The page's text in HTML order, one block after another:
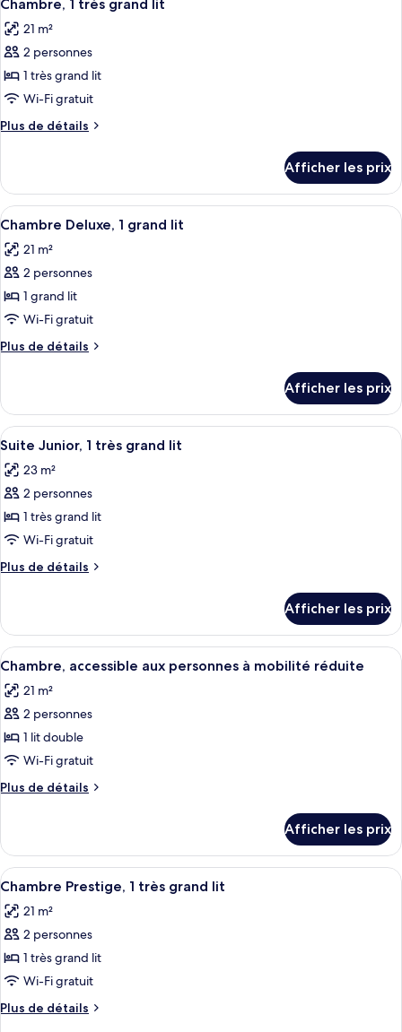
doubles
toutes
les
photos
pour
ce
type
de
Chambre,
très
grand
lit
Chambre, 1 très grand lit
21 m²
2 personnes
1 très grand lit
Wi-Fi gratuit
Plus de détails
Plus
Chambre,
très
lit
Afficher les prix
Afficher
toutes
les
photos
pour
ce
type
de
Chambre
Deluxe,
1
grand
lit
Une chambre d’hôtel avec un
7
Chambre Deluxe, 1 grand lit
21 m²
2 personnes
1 grand lit
Wi-Fi gratuit
Plus de détails
Plus
Chambre
Deluxe,
1
lit
Afficher les prix
Afficher
toutes
les
photos
pour
ce
type
de
Suite
Junior,
1
très
grand
lit
Une chambre d’hôtel moderne
9
Suite Junior, 1 très grand lit
23 m²
2 personnes
1 très grand lit
Wi-Fi gratuit
Plus de détails
Plus
Suite
Junior,
1
grand
lit
Afficher les prix
Afficher
toutes
les
photos
pour
ce
type
de
Chambre,
accessible
aux
personnes
à
mobilité
réduite
Une chambre d’hôtel avec un
9
Chambre, accessible aux personnes à mobilité réduite
21 m²
2 personnes
1 lit double
Wi-Fi gratuit
Plus de détails
Plus
Chambre,
accessible
aux
à
mobilité
Afficher les prix
Afficher
toutes
les
photos
pour
ce
type
de
Une chambre d’hôtel avec un
8
Chambre Prestige, 1 très grand lit
21 m²
2 personnes
1 très grand lit
Wi-Fi gratuit
Plus de détails
Plus